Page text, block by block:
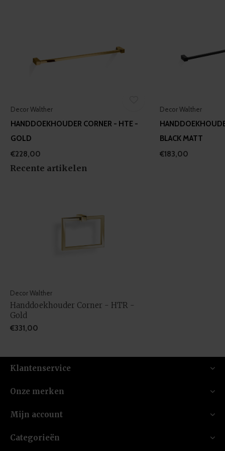
Decor Walther
HANDDOEKHOUDER CORNER - HTE -
GOLD
€228,00
Decor Walther
BLACK MATT
€183,00
Recente artikelen
Decor Walther
Handdoekhouder Corner - HTR -
Gold
€331,00
Klantenservice
Onze merken
Mijn account
Categorieën